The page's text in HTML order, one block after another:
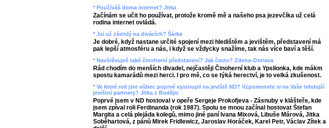
* Používáš doma internet? Jitka
Začínám se učit ho používat, protože kromě mě a našeho psa jezevčíka už celá
rodina internet ovládá.
* Jsi už závislý na divácích? Šárka
Je dobré, když nastane určité spojení mezi hledištěm a jevištěm, představení má
pak lepší atmosféru a nás, i když se vždycky snažíme, tak nás více baví a těší.
* Navštěvuješ také činoherní představení? Jak často? Zdena-Ostrava
Rád chodím do menších divadel, nejčastěji Činoherní klub a Ypsilonka, kde mákm
spostu kamarádů mezi herci. I pro mě, co se týká herectví, je to velká zkušenost.
* Ve které roli jste vůbec poprvé vystoupil na jeviště ND? Vzpomenete si na Vaše tehdejší
jevištní partnery? Jitka z Budějic
Poprvé jsem v ND hostoval v opeře Sergeje Prokofjeva - Zásnuby v klášteře, kde
jsem zpíval roli Ferdinanda (rok 1987). Spolu se mnou začínal hostovat Štefan
Margita a celá plejáda kolegů, mimo jiné paní Ivana Mixová, Libuše Márová, Jitka
Soběhartová, z pánů Mirek Fridlewicz, Jaroslav Horáček, Karel Petr, Václav Zítek a